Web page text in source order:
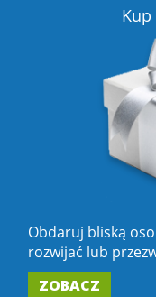
Obdaruj bliską
rozwijać lub
ZOBACZ